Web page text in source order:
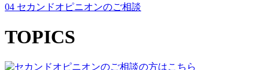
04 セカンドオピニオンのご相談
TOPICS